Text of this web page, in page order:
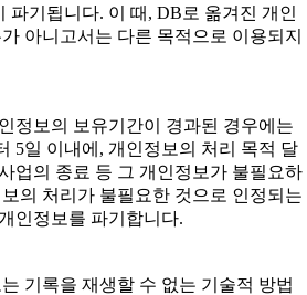
파기됩니다. 이 때, DB로 옮겨진 개인
아니고서는 다른 목적으로 이용되지
정보의 보유기간이 경과된 경우에는
5일 이내에, 개인정보의 처리 목적 달
업의 종료 등 그 개인정보가 불필요하
의 처리가 불필요한 것으로 인정되는
인정보를 파기합니다.
기록을 재생할 수 없는 기술적 방법